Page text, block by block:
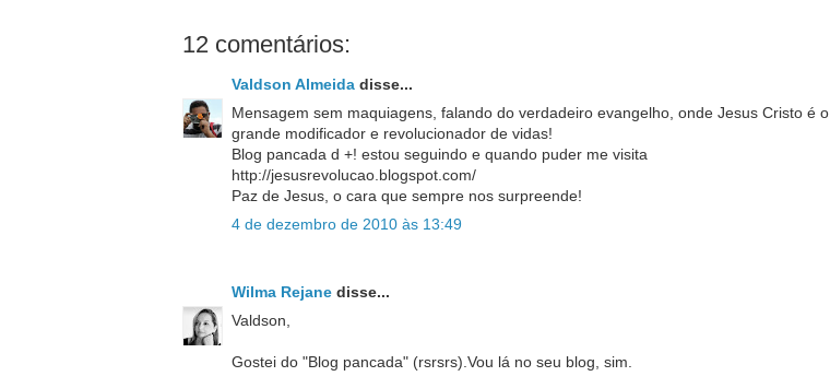
12 comentários:
Valdson Almeidadisse...
Mensagem sem maquiagens, falando do verdadeiro evangelho, onde Jesus Cristo é o
grande modificador e revolucionador de vidas!
Blog pancada d +! estou seguindo e quando puder me visita
http://jesusrevolucao.blogspot.com/
Paz de Jesus, o cara que sempre nos surpreende!
4 de dezembro de 2010 às 13:49
Wilma Rejanedisse...
Valdson,
Gostei do "Blog pancada" (rsrsrs).Vou lá no seu blog, sim.